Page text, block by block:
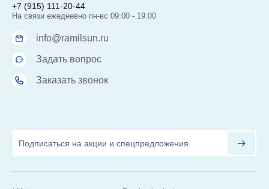
+7 (915) 111-20-44
На связи ежедневно пн-вс 09:00 - 19:00
info@ramilsun.ru
Задать вопрос
Заказать звонок